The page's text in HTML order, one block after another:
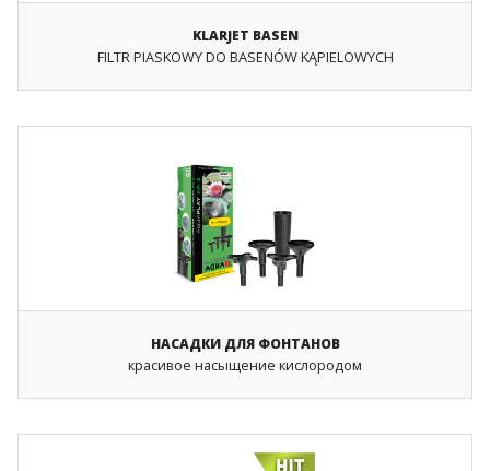
KLARJET BASEN
FILTR PIASKOWY DO BASENÓW KĄPIELOWYCH
НАСАДКИ ДЛЯ ФОНТАНОВ
красивое насыщение кислородом